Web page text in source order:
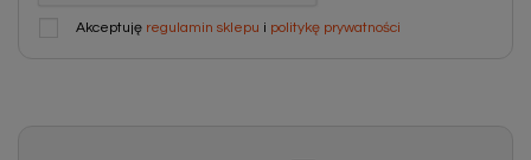
Akceptuję regulamin sklepu i politykę prywatności